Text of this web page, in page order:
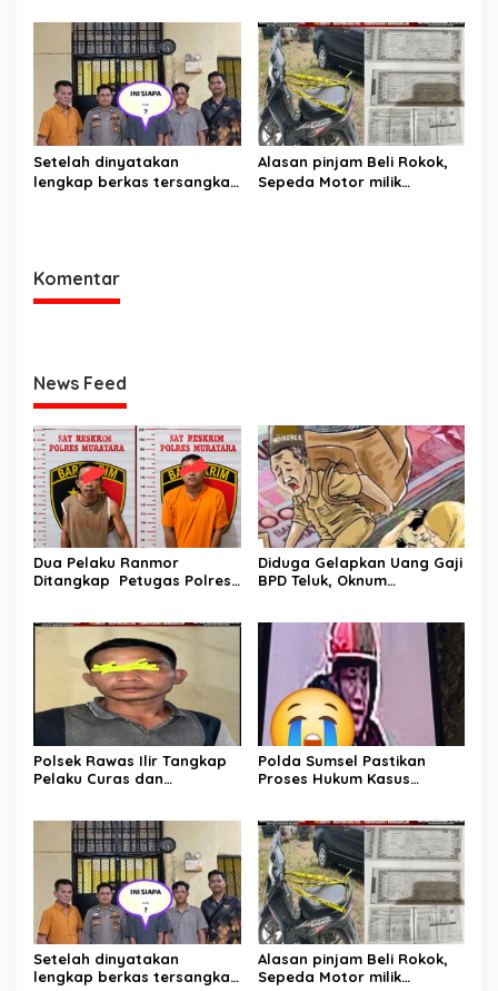
Berjalan hingga
Persidangan
Setelah dinyatakan
lengkap berkas tersangka
Alasan pinjam Beli Rokok,
Sepeda Motor milik
Komentar
News Feed
Dua Pelaku Ranmor
Ditangkap Petugas Polres
Diduga Gelapkan Uang Gaji
BPD Teluk, Oknum
Polsek Rawas Ilir Tangkap
Pelaku Curas dan
Polda Sumsel Pastikan
Proses Hukum Kasus
Persidangan
Setelah dinyatakan
lengkap berkas tersangka
Alasan pinjam Beli Rokok,
Sepeda Motor milik